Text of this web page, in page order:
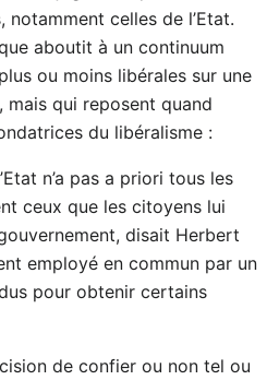
notamment celles de l’Etat.
aboutit à un continuum
ou moins libérales sur une
mais qui reposent quand
du libéralisme :
n’a pas a priori tous les
ceux que les citoyens lui
disait Herbert
employé en commun par un
pour obtenir certains
de confier ou non tel ou